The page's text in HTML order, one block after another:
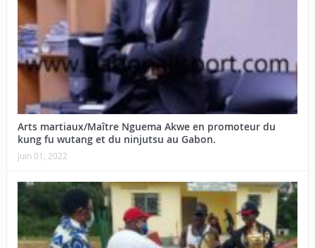
Arts martiaux/Maître Nguema Akwe en promoteur du
kung fu wutang et du ninjutsu au Gabon.
juin 01, 2022